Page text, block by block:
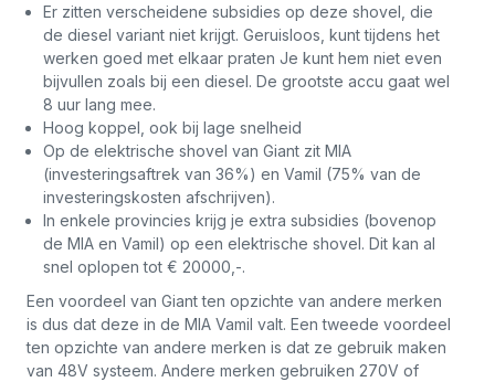
Er zitten verscheidene subsidies op deze shovel, die
de diesel variant niet krijgt. Geruisloos, kunt tijdens het
werken goed met elkaar praten Je kunt hem niet even
bijvullen zoals bij een diesel. De grootste accu gaat wel
8 uur lang mee.
Hoog koppel, ook bij lage snelheid
Op de elektrische shovel van Giant zit MIA
(investeringsaftrek van 36%) en Vamil (75% van de
investeringskosten afschrijven).
In enkele provincies krijg je extra subsidies (bovenop
de MIA en Vamil) op een elektrische shovel. Dit kan al
snel oplopen tot € 20000,-.
Een voordeel van Giant ten opzichte van andere merken
is dus dat deze in de MIA Vamil valt. Een tweede voordeel
ten opzichte van andere merken is dat ze gebruik maken
van 48V systeem. Andere merken gebruiken 270V of